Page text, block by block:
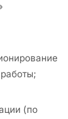
(по